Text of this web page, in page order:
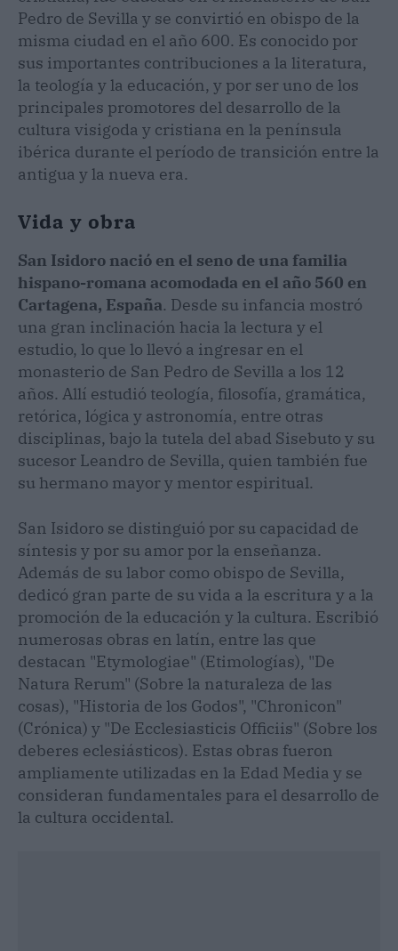
Pedro de Sevilla y se convirtió en obispo de la
misma ciudad en el año 600. Es conocido por
sus importantes contribuciones a la literatura,
la teología y la educación, y por ser uno de los
principales promotores del desarrollo de la
cultura visigoda y cristiana en la península
ibérica durante el período de transición entre la
antigua y la nueva era.
Vida y obra
San Isidoro nació en el seno de una familia
hispano-romana acomodada en el año 560 en
Cartagena, España. Desde su infancia mostró
una gran inclinación hacia la lectura y el
estudio, lo que lo llevó a ingresar en el
monasterio de San Pedro de Sevilla a los 12
años. Allí estudió teología, filosofía, gramática,
retórica, lógica y astronomía, entre otras
disciplinas, bajo la tutela del abad Sisebuto y su
sucesor Leandro de Sevilla, quien también fue
su hermano mayor y mentor espiritual.
San Isidoro se distinguió por su capacidad de
síntesis y por su amor por la enseñanza.
Además de su labor como obispo de Sevilla,
dedicó gran parte de su vida a la escritura y a la
promoción de la educación y la cultura. Escribió
numerosas obras en latín, entre las que
destacan "Etymologiae" (Etimologías), "De
Natura Rerum" (Sobre la naturaleza de las
cosas), "Historia de los Godos", "Chronicon"
(Crónica) y "De Ecclesiasticis Officiis" (Sobre los
deberes eclesiásticos). Estas obras fueron
ampliamente utilizadas en la Edad Media y se
consideran fundamentales para el desarrollo de
la cultura occidental.